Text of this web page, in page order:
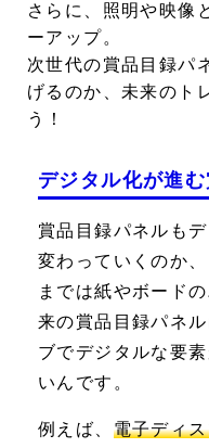
さらに、照明や映像
ーアップ。
次世代の賞品目録パ
げるのか、未来のト
う！
デジタル化が進
賞品目録パネルも
変わっていくのか
までは紙やボード
来の賞品目録パネ
ブでデジタルな要
いんです。
例えば、 電子ディ